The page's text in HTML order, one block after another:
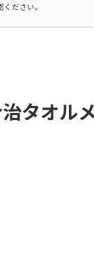
ください。
タオル